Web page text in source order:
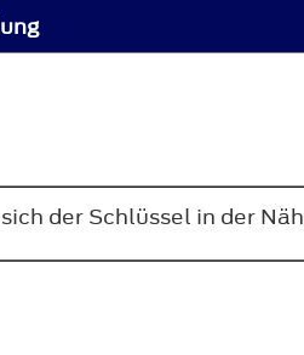
der Schlüssel in der